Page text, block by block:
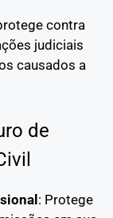
contra
judiciais
causados a
de
: Protege